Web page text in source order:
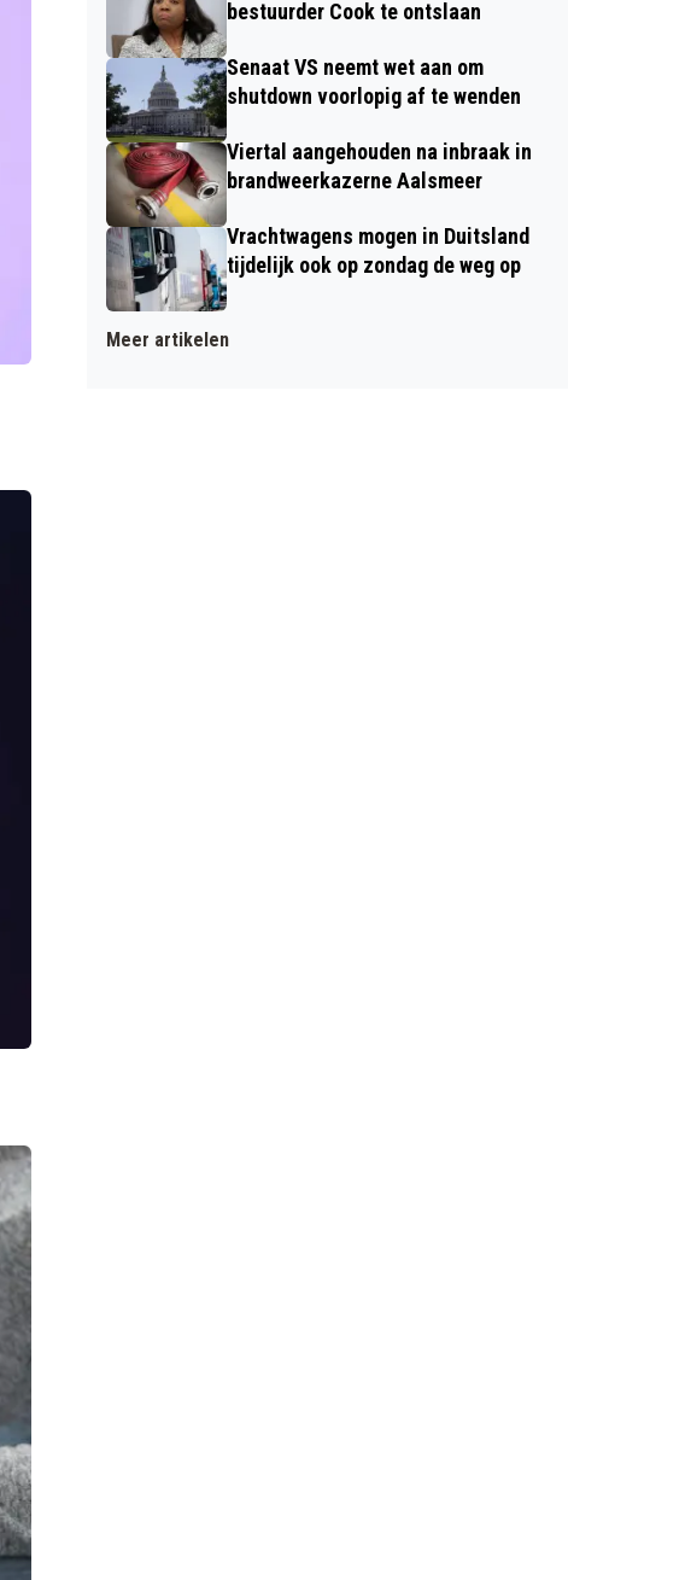
bestuurder Cook te ontslaan
Senaat VS neemt wet aan om
shutdown voorlopig af te wenden
Viertal aangehouden na inbraak in
brandweerkazerne Aalsmeer
Vrachtwagens mogen in Duitsland
tijdelijk ook op zondag de weg op
Meer artikelen